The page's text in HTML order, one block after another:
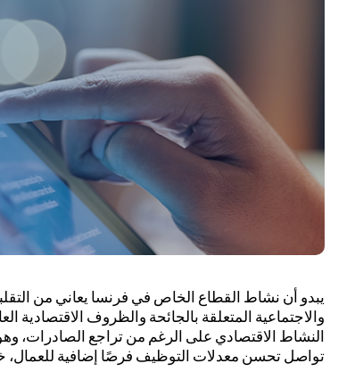
يبدو أن نشاط القطاع الخاص في فرنسا يعاني من
والاجتماعية المتعلقة بالجائحة والظروف
النشاط الاقتصادي على الرغم من تراجع الصادرات،
تواصل تحسن معدلات التوظيف فرصًا إضافية